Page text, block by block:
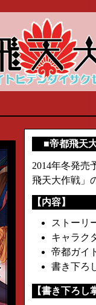
■帝都飛天
2014年冬発売
飛天大作戦」
【内容】
ストーリ
キャラク
帝都ガイ
書き下ろ
【書き下ろし